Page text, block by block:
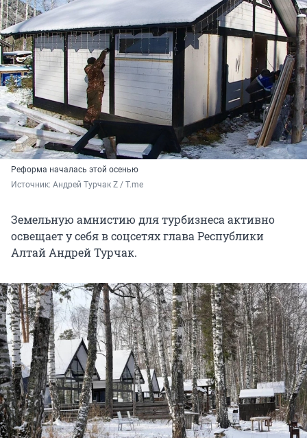
Реформа началась этой осенью
Источник: Андрей Турчак Z / T.me
Земельную амнистию для турбизнеса активно
освещает у себя в соцсетях глава Республики
Алтай Андрей Турчак.